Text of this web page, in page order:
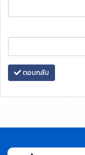
ตอบกลับ